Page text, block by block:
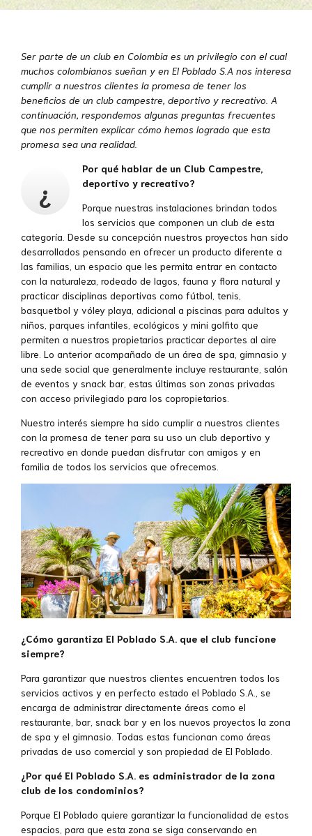
Ser parte de un club en Colombia es un privilegio con el cual
muchos colombianos sueñan y en El Poblado S.A nos interesa
cumplir a nuestros clientes la promesa de tener los
beneficios de un club campestre, deportivo y recreativo. A
continuación, respondemos algunas preguntas frecuentes
que nos permiten explicar cómo hemos logrado que esta
promesa sea una realidad.
¿
Por qué hablar de un Club Campestre,
deportivo y recreativo?
Porque nuestras instalaciones brindan todos
los servicios que componen un club de esta
categoría. Desde su concepción nuestros proyectos han sido
desarrollados pensando en ofrecer un producto diferente a
las familias, un espacio que les permita entrar en contacto
con la naturaleza, rodeado de lagos, fauna y flora natural y
practicar disciplinas deportivas como fútbol, tenis,
basquetbol y vóley playa, adicional a piscinas para adultos y
niños, parques infantiles, ecológicos y mini golfito que
permiten a nuestros propietarios practicar deportes al aire
libre. Lo anterior acompañado de un área de spa, gimnasio y
una sede social que generalmente incluye restaurante, salón
de eventos y snack bar, estas últimas son zonas privadas
con acceso privilegiado para los copropietarios.
Nuestro interés siempre ha sido cumplir a nuestros clientes
con la promesa de tener para su uso un club deportivo y
recreativo en donde puedan disfrutar con amigos y en
familia de todos los servicios que ofrecemos.
¿Cómo garantiza El Poblado S.A. que el club funcione
siempre?
Para garantizar que nuestros clientes encuentren todos los
servicios activos y en perfecto estado el Poblado S.A., se
encarga de administrar directamente áreas como el
restaurante, bar, snack bar y en los nuevos proyectos la zona
de spa y el gimnasio. Todas estas funcionan como áreas
privadas de uso comercial y son propiedad de El Poblado.
¿Por qué El Poblado S.A. es administrador de la zona
club de los condominios?
Porque El Poblado quiere garantizar la funcionalidad de estos
espacios, para que esta zona se siga conservando en